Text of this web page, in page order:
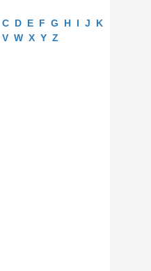
C D E F G H I J
K
V W X Y Z